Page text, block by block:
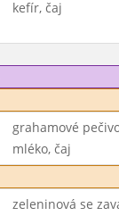
kefír, čaj
grahamové
mléko, čaj
zeleninová se